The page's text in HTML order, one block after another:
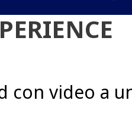
con video a